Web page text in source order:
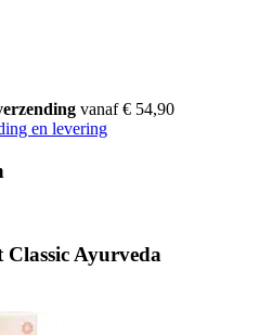
vanaf € 54,90
en levering
Classic Ayurveda